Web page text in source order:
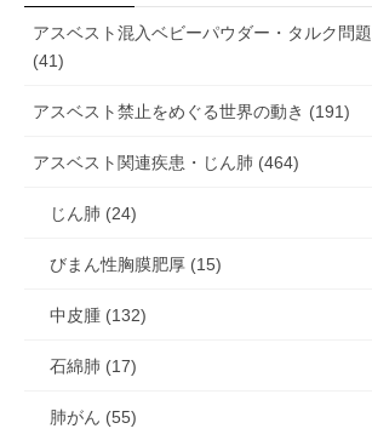
アスベスト混入ベビーパウダー・タルク問題
(41)
アスベスト禁止をめぐる世界の動き (191)
アスベスト関連疾患・じん肺 (464)
じん肺 (24)
びまん性胸膜肥厚 (15)
中皮腫 (132)
石綿肺 (17)
肺がん (55)